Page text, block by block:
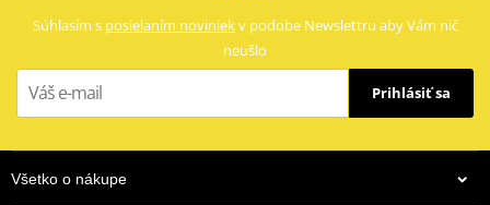
Súhlasím s posielaním noviniekv podobe Newslettru aby Vám nič
neušlo
Prihlásiť sa
Všetko o nákupe